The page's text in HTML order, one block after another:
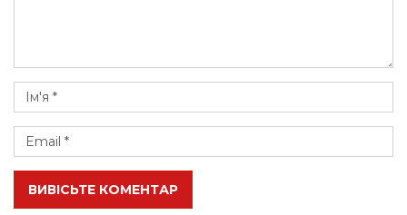
ВИВІСЬТЕ КОМЕНТАР